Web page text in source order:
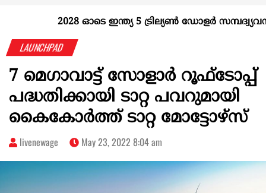
KERALA @70
2028 ഓടെ ഇന്ത്യ 5 ട്രില്യണ്‍ ഡോളര്‍
LAUNCHPAD
7 മെഗാവാട്ട് സോളാർ റൂഫ്‌ടോപ്പ്
പദ്ധതിക്കായി ടാറ്റ പവറുമായി
കൈകോർത്ത് ടാറ്റ മോട്ടോഴ്‌സ്
livenewage May 23, 2022 8:04 am